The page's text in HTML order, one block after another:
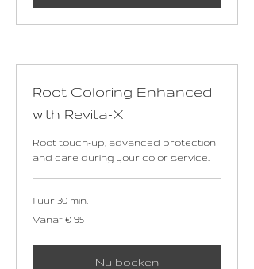
Root Coloring Enhanced
with Revita-X
Root touch-up, advanced protection
and care during your color service.
1 uur 30 min.
95
Vanaf € 95
Nu boeken